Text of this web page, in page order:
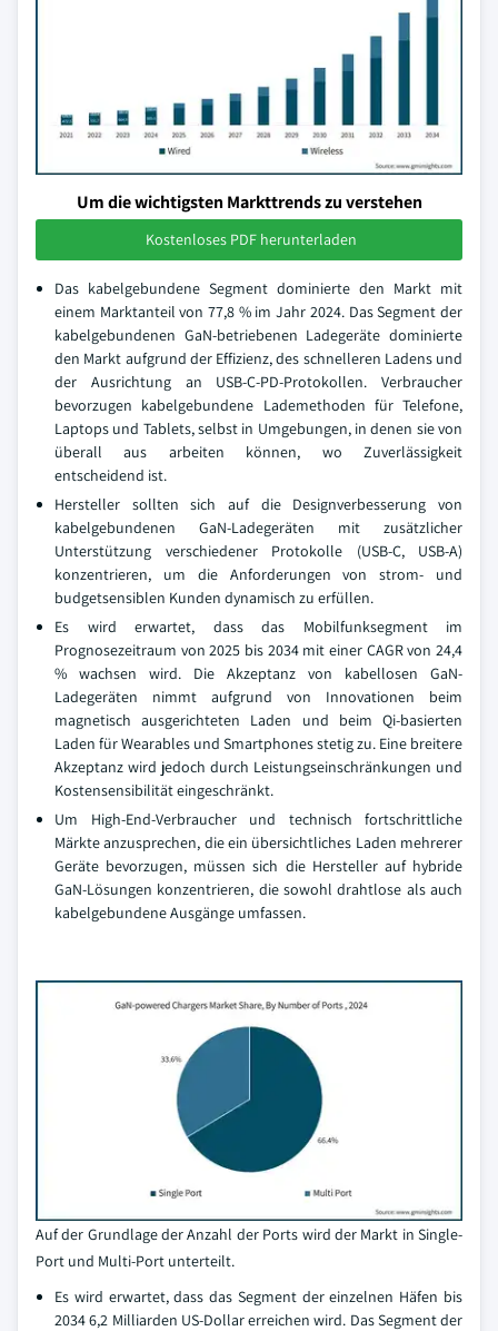
Um die wichtigsten Markttrends zu verstehen
Kostenloses PDF herunterladen
Das kabelgebundene Segment dominierte den Markt mit
einem Marktanteil von 77,8 % im Jahr 2024. Das Segment der
kabelgebundenen GaN-betriebenen Ladegeräte dominierte
den Markt aufgrund der Effizienz, des schnelleren Ladens und
der Ausrichtung an USB-C-PD-Protokollen. Verbraucher
bevorzugen kabelgebundene Lademethoden für Telefone,
Laptops und Tablets, selbst in Umgebungen, in denen sie von
überall aus arbeiten können, wo Zuverlässigkeit
entscheidend ist.
Hersteller sollten sich auf die Designverbesserung von
kabelgebundenen GaN-Ladegeräten mit zusätzlicher
Unterstützung verschiedener Protokolle (USB-C, USB-A)
konzentrieren, um die Anforderungen von strom- und
budgetsensiblen Kunden dynamisch zu erfüllen.
Es wird erwartet, dass das Mobilfunksegment im
Prognosezeitraum von 2025 bis 2034 mit einer CAGR von 24,4
% wachsen wird. Die Akzeptanz von kabellosen GaN-
Ladegeräten nimmt aufgrund von Innovationen beim
magnetisch ausgerichteten Laden und beim Qi-basierten
Laden für Wearables und Smartphones stetig zu. Eine breitere
Akzeptanz wird jedoch durch Leistungseinschränkungen und
Kostensensibilität eingeschränkt.
Um High-End-Verbraucher und technisch fortschrittliche
Märkte anzusprechen, die ein übersichtliches Laden mehrerer
Geräte bevorzugen, müssen sich die Hersteller auf hybride
GaN-Lösungen konzentrieren, die sowohl drahtlose als auch
kabelgebundene Ausgänge umfassen.
Auf der Grundlage der Anzahl der Ports wird der Markt in Single-
Port und Multi-Port unterteilt.
Es wird erwartet, dass das Segment der einzelnen Häfen bis
2034 6,2 Milliarden US-Dollar erreichen wird. Das Segment der